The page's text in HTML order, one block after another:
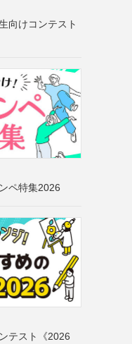
向けコンテスト
ペ特集2026
テスト《2026